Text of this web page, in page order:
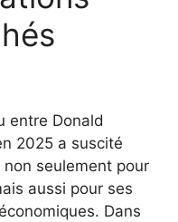
entre Donald
2025 a suscité
seulement pour
aussi pour ses
Dans